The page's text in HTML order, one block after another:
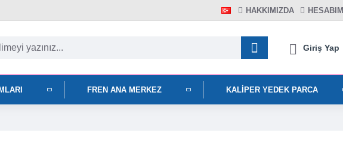
HAKKIMIZDA HESABIM
Giriş Yap
FREN ANA MERKEZ KALIPER YEDEK PARCA